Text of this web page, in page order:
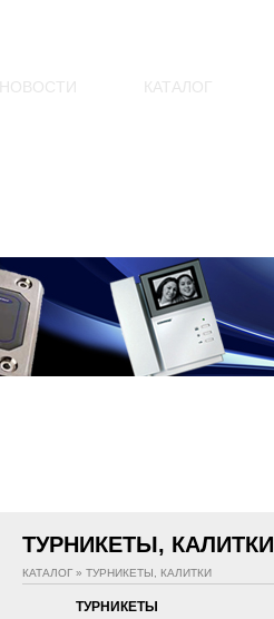
НОВОСТИ КАТАЛОГ
ТУРНИКЕТЫ, КАЛИТКИ
КАТАЛОГ» ТУРНИКЕТЫ, КАЛИТКИ
ТУРНИКЕТЫ